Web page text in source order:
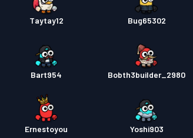
Taytay12 Bug65302
Bart954 Bobth3builder_2980
Ernestoyou Yoshi903